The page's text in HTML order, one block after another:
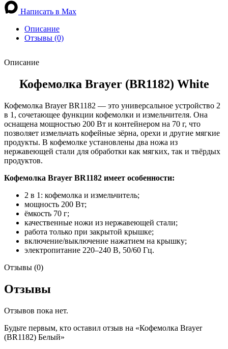
Написать в Max
Описание
Отзывы (0)
Описание
Кофемолка Brayer (BR1182) White
Кофемолка Brayer BR1182 — это универсальное устройство 2
в 1, сочетающее функции кофемолки и измельчителя. Она
оснащена мощностью 200 Вт и контейнером на 70 г, что
позволяет измельчать кофейные зёрна, орехи и другие мягкие
продукты. В кофемолке установлены два ножа из
нержавеющей стали для обработки как мягких, так и твёрдых
продуктов.
Кофемолка Brayer BR1182 имеет особенности:
2 в 1: кофемолка и измельчитель;
мощность 200 Вт;
ёмкость 70 г;
качественные ножи из нержавеющей стали;
работа только при закрытой крышке;
включение/выключение нажатием на крышку;
электропитание 220–240 В, 50/60 Гц.
Отзывы (0)
Отзывы
Отзывов пока нет.
Будьте первым, кто оставил отзыв на «Кофемолка Brayer
(BR1182) Белый»